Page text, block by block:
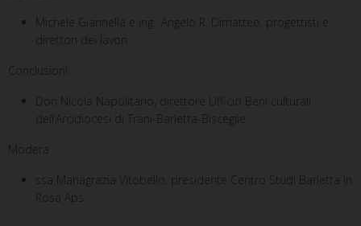
Michele Giannella e ing.. Angelo R. Dimatteo, progettisti e
direttori dei lavori
Conclusioni:
Don Nicola Napolitano, direttore Ufficio Beni culturali
dell’Arcidiocesi di Trani-Barletta-Bisceglie
Modera
ssa Mariagrazia Vitobello, presidente Centro Studi Barletta in
Rosa Aps